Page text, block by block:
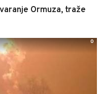
Ormuza, traže
0